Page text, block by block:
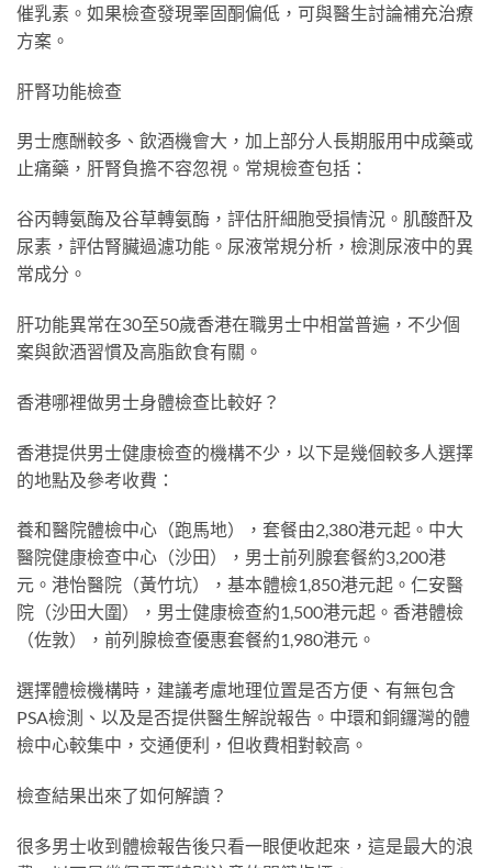
催乳素。如果檢查發現睪固酮偏低，可與醫生討論補充治療
方案。
肝腎功能檢查
男士應酬較多、飲酒機會大，加上部分人長期服用中成藥或
止痛藥，肝腎負擔不容忽視。常規檢查包括：
谷丙轉氨酶及谷草轉氨酶，評估肝細胞受損情況。肌酸酐及
尿素，評估腎臟過濾功能。尿液常規分析，檢測尿液中的異
常成分。
肝功能異常在30至50歲香港在職男士中相當普遍，不少個
案與飲酒習慣及高脂飲食有關。
香港哪裡做男士身體檢查比較好？
香港提供男士健康檢查的機構不少，以下是幾個較多人選擇
的地點及參考收費：
養和醫院體檢中心（跑馬地），套餐由2,380港元起。中大
醫院健康檢查中心（沙田），男士前列腺套餐約3,200港
元。港怡醫院（黃竹坑），基本體檢1,850港元起。仁安醫
院（沙田大圍），男士健康檢查約1,500港元起。香港體檢
（佐敦），前列腺檢查優惠套餐約1,980港元。
選擇體檢機構時，建議考慮地理位置是否方便、有無包含
PSA檢測、以及是否提供醫生解說報告。中環和銅鑼灣的體
檢中心較集中，交通便利，但收費相對較高。
檢查結果出來了如何解讀？
很多男士收到體檢報告後只看一眼便收起來，這是最大的浪